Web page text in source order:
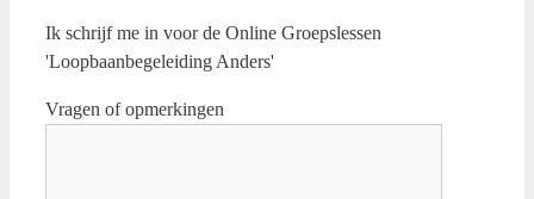
Ik schrijf me in voor de Online Groepslessen
'Loopbaanbegeleiding Anders'
Vragen of opmerkingen